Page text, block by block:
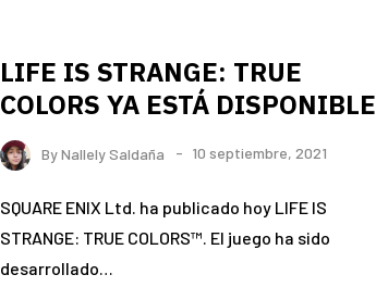
LIFE IS STRANGE: TRUE
COLORS YA ESTÁ DISPONIBLE
ByNallely Saldaña 10 septiembre, 2021
SQUARE ENIX Ltd. ha publicado hoy LIFE IS
STRANGE: TRUE COLORS™. El juego ha sido
desarrollado…